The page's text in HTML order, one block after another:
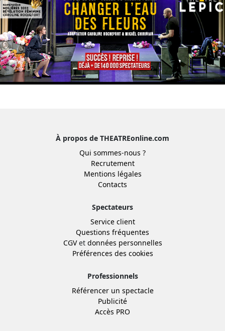
À propos de THEATREonline.com
Qui sommes-nous ?
Recrutement
Mentions légales
Contacts
Spectateurs
Service client
Questions fréquentes
CGVet données personnelles
Préférences des cookies
Professionnels
Référencer un spectacle
Publicité
Accès PRO